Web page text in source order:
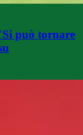
può tornare